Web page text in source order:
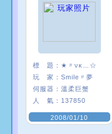
標 題： ★〃νκ﹏☆
玩 家： Smile〃夢
伺服器： 溫柔巨蟹
人 氣： 137850
2008/01/10